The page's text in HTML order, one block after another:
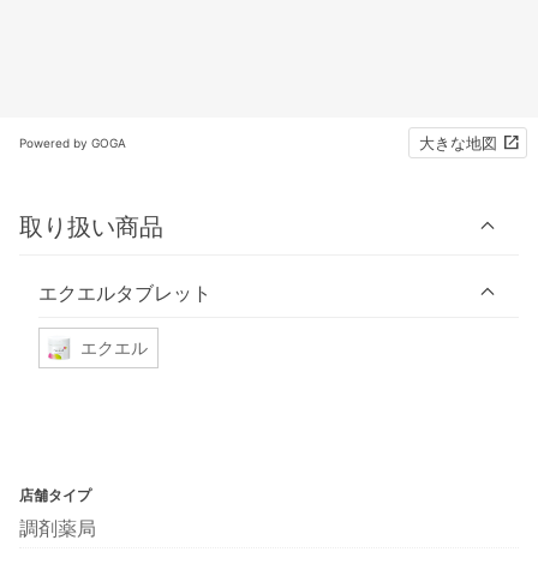
Powered by GOGA 大きな地図
取り扱い商品
エクエルタブレット
エクエル
店舗タイプ
調剤薬局